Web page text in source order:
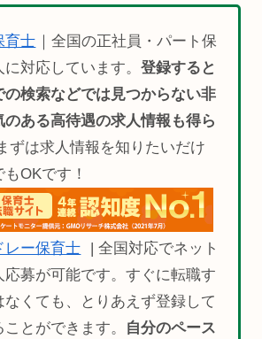
育士 ｜全国の正社員・パート保
に対応しています。登録すると
の検索などでは見つからない非
のある高待遇の求人情報も得ら
ずは求人情報を知りたいだけ
OKです！
レー保育士
| 全国対応でネット
応募が可能です。すぐに転職す
なくても、とりあえず登録して
とができます。 自分のペース